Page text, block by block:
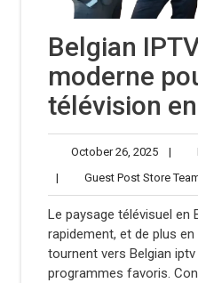
Belgian
moderne
télévision
October 26, 2025October
2025
|
| Guest Post Store
Le paysage télévisuel en
rapidement, et de plus
tournent vers Belgian
programmes favoris.